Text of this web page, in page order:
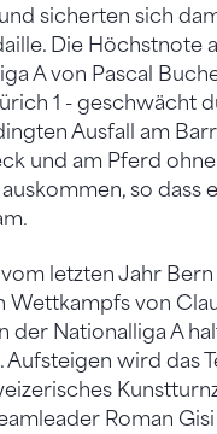
sicherten sich
Die Höchstnote
A von Pascal
1 - geschwächt
Ausfall am
und am Pferd ohne
so dass
letzten Jahr Bern
Wettkampfs von
der Nationalliga A
wird das
Roman